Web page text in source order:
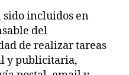
sido incluidos en
del
de realizar tareas
y publicitaria,